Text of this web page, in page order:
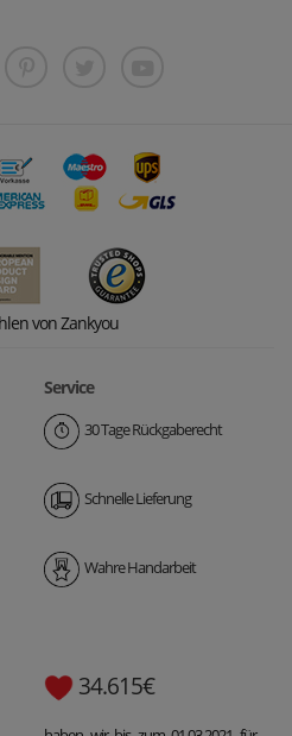
Service
30 Tage Rückgaberecht
Schnelle Lieferung
Wahre Handarbeit
34.615€